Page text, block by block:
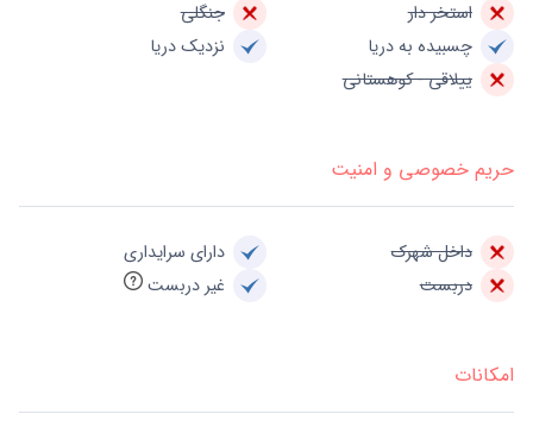
استخر دار
جنگلی
چسبیده به دریا
نزدیک دریا
ییلاقی - کوهستانی
حریم خصوصی و امنیت
داخل شهرک
دارای سرایداری
دربست
غیر دربست
امکانات